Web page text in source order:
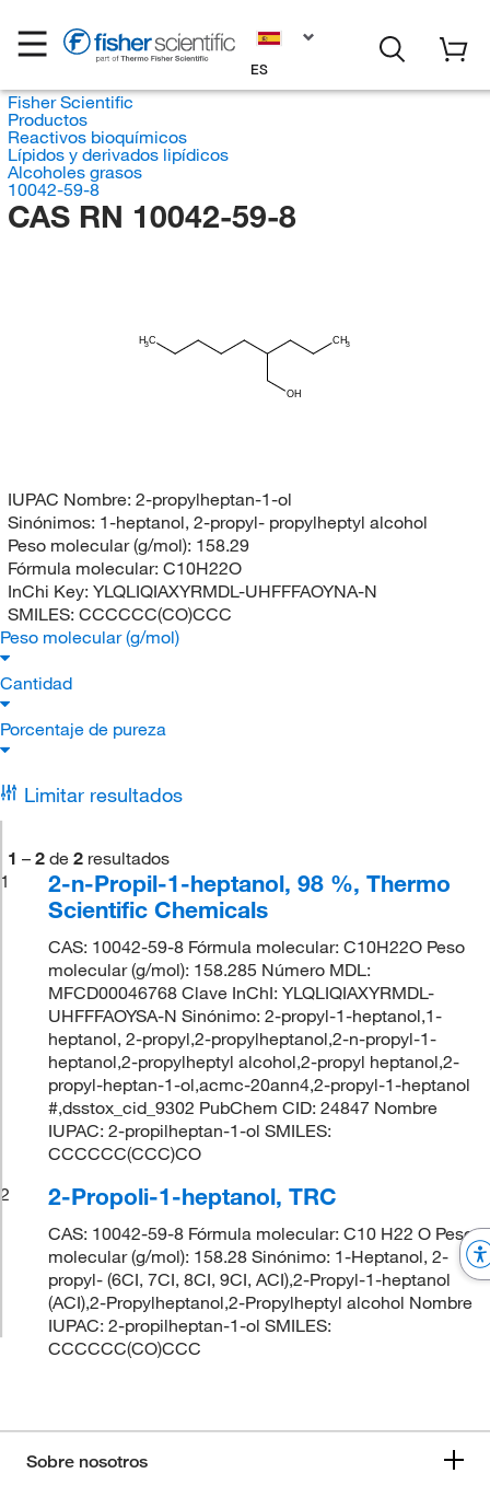
ES
Fisher Scientific
Productos
Reactivos bioquímicos
Lípidos y derivados lipídicos
Alcoholes grasos
10042-59-8
CAS RN 10042-59-8
H3C
OH
CH3
IUPAC Nombre: 2-propylheptan-1-ol
Sinónimos: 1-heptanol, 2-propyl- propylheptyl alcohol
Peso molecular (g/mol): 158.29
Fórmula molecular: C10H22O
InChi Key: YLQLIQIAXYRMDL-UHFFFAOYNA-N
SMILES: CCCCCC(CO)CCC
Peso molecular (g/mol)
Cantidad
Porcentaje de pureza
Limitar resultados
1 – 2 de 2 resultados
1
2-n-Propil-1-heptanol, 98 %, Thermo
Scientific Chemicals
CAS: 10042-59-8 Fórmula molecular: C10H22O Peso
molecular (g/mol): 158.285 Número MDL:
MFCD00046768 Clave InChI: YLQLIQIAXYRMDL-
UHFFFAOYSA-N Sinónimo: 2-propyl-1-heptanol,1-
heptanol, 2-propyl,2-propylheptanol,2-n-propyl-1-
heptanol,2-propylheptyl alcohol,2-propyl heptanol,2-
propyl-heptan-1-ol,acmc-20ann4,2-propyl-1-heptanol
#,dsstox_cid_9302 PubChem CID: 24847 Nombre
IUPAC: 2-propilheptan-1-ol SMILES:
CCCCCC(CCC)CO
2
2-Propoli-1-heptanol, TRC
CAS: 10042-59-8 Fórmula molecular: C10 H22 O Peso
molecular (g/mol): 158.28 Sinónimo: 1-Heptanol, 2-
propyl- (6CI, 7CI, 8CI, 9CI, ACI),2-Propyl-1-heptanol
(ACI),2-Propylheptanol,2-Propylheptyl alcohol Nombre
IUPAC: 2-propilheptan-1-ol SMILES:
CCCCCC(CO)CCC
Sobre nosotros